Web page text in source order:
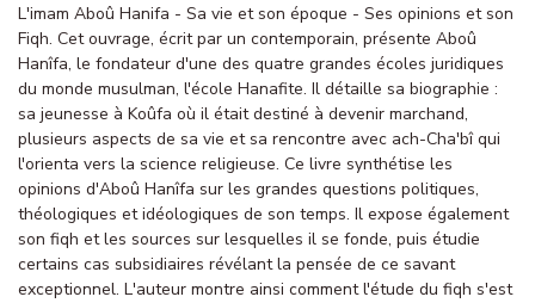
L'imam Aboû Hanifa - Sa vie et son époque - Ses opinions et son
Fiqh. Cet ouvrage, écrit par un contemporain, présente Aboû
Hanîfa, le fondateur d'une des quatre grandes écoles juridiques
du monde musulman, l'école Hanafite. Il détaille sa biographie :
sa jeunesse à Koûfa où il était destiné à devenir marchand,
plusieurs aspects de sa vie et sa rencontre avec ach-Cha'bî qui
l'orienta vers la science religieuse. Ce livre synthétise les
opinions d'Aboû Hanîfa sur les grandes questions politiques,
théologiques et idéologiques de son temps. Il expose également
son fiqh et les sources sur lesquelles il se fonde, puis étudie
certains cas subsidiaires révélant la pensée de ce savant
exceptionnel. L'auteur montre ainsi comment l'étude du fiqh s'est